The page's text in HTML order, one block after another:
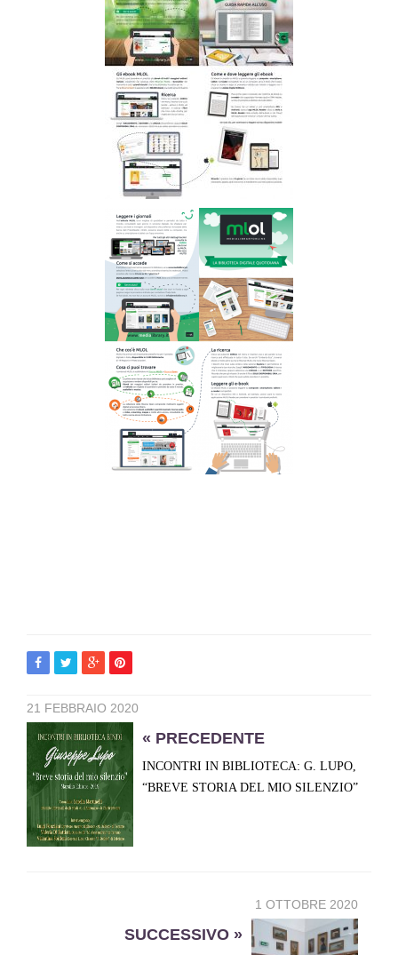
21 FEBBRAIO 2020
« PRECEDENTE
INCONTRI IN BIBLIOTECA: G. LUPO,
“BREVE STORIA DEL MIO SILENZIO”
1 OTTOBRE 2020
SUCCESSIVO »